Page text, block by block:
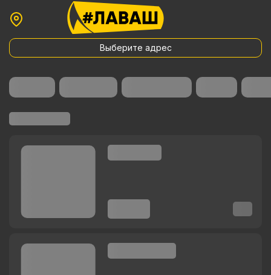
Выберите адрес